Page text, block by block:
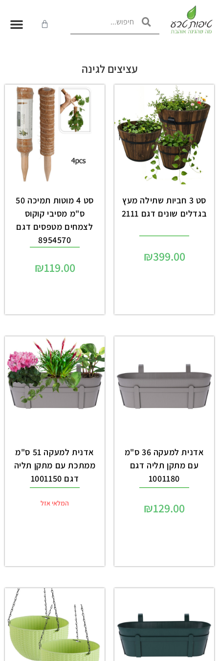
עציצים לגינה
סט 3 חביות שתילה מעץ
בגדלים שונים דגם 2111
₪399.00
סט 4 מוטות תמיכה 50
ס"מ מסיבי קוקוס
לצמחים מטפסים דגם
8954570
₪119.00
אדנית למעקה 36 ס"מ
עם מתקן תליה דגם
1001180
₪129.00
אדנית למעקה 51 ס"מ
ממתכת עם מתקן תליה
דגם 1001150
המלאי אזל